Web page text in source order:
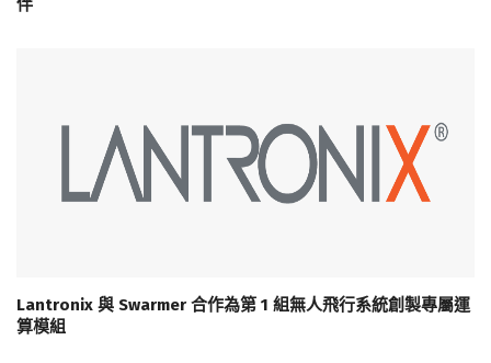
伴
Lantronix 與 Swarmer 合作為第 1 組無人飛行系統創製專屬運
算模組